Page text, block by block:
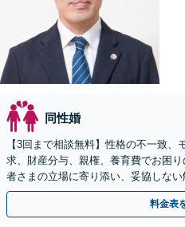
同性婚
【3回まで相談無料】性格の不一致
求、財産分与、親権、養育費でお困
者さまの立場に寄り添い、妥協しない
【休日・夜間相談可】【電話・メー
料金表